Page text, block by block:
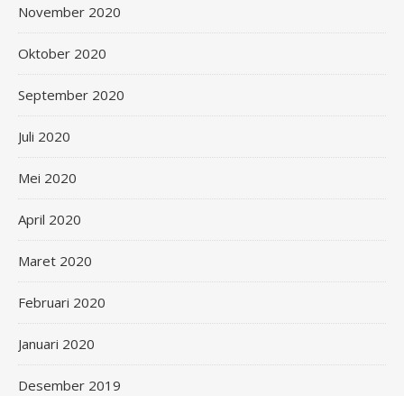
November 2020
Oktober 2020
September 2020
Juli 2020
Mei 2020
April 2020
Maret 2020
Februari 2020
Januari 2020
Desember 2019